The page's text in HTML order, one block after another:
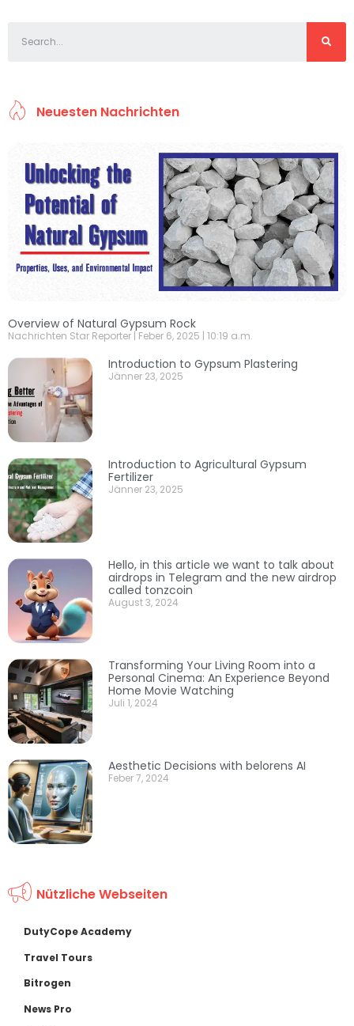
Neuesten Nachrichten
Overview of Natural Gypsum Rock
Nachrichten Star Reporter Feber 6, 2025 10:19 a.m.
Introduction to Gypsum Plastering
Jänner 23, 2025
Introduction to Agricultural Gypsum
Fertilizer
Jänner 23, 2025
Hello, in this article we want to talk about
airdrops in Telegram and the new airdrop
called tonzcoin
August 3, 2024
Transforming Your Living Room into a
Personal Cinema: An Experience Beyond
Home Movie Watching
Juli 1, 2024
Aesthetic Decisions with belorens AI
Feber 7, 2024
Nützliche Webseiten
DutyCope Academy
Travel Tours
Bitrogen
News Pro